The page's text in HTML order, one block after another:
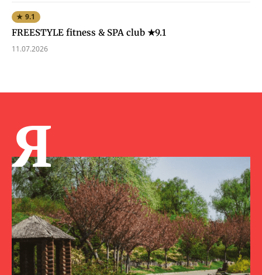
★ 9.1
FREESTYLE fitness & SPA club ★9.1
11.07.2026
Я